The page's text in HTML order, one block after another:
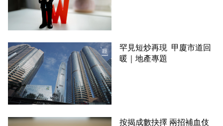
罕見短炒再現 甲廈市道回
暖｜地產專題
按揭成數抉擇 兩招補血伎